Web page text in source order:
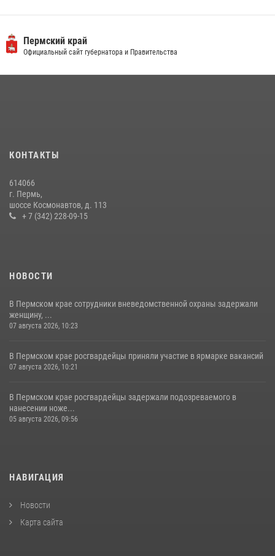
ветеринарно-санитарной службы с годовщиной образования
13 июля 2026, 10:43
09 июля 2026, 06:36
17 июля 2026, 10:34
Пермский край
Официальный сайт губернатора и Правительства
КОНТАКТЫ
614066
г. Пермь,
шоссе Космонавтов, д. 113
+ 7 (342) 228-09-15
НОВОСТИ
В Пермском крае сотрудники вневедомственной охраны задержали
женщину, ...
07 августа 2026, 10:23
В Пермском крае росгвардейцы приняли участие в ярмарке вакансий
07 августа 2026, 10:21
В Пермском крае росгвардейцы задержали подозреваемого в
нанесении ноже...
05 августа 2026, 09:56
НАВИГАЦИЯ
Новости
Карта сайта